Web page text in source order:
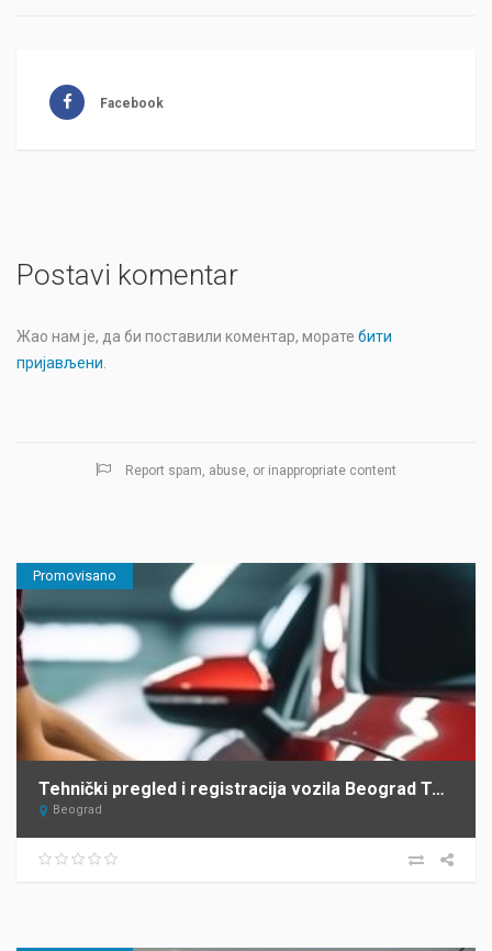
Facebook
Postavi komentar
Жао нам је, да би поставили коментар, морате бити
пријављени.
Report spam, abuse, or inappropriate content
Promovisano
Tehnički pregled i registracija vozila Beograd Top Heel Tim Group
Beograd